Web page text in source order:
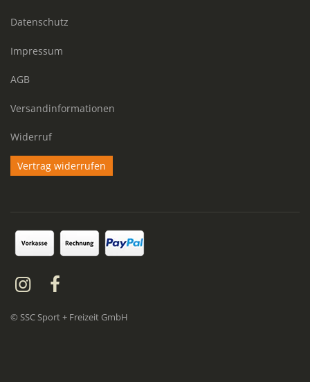
Datenschutz
Impressum
AGB
Versandinformationen
Widerruf
Vertrag widerrufen
© SSC Sport + Freizeit GmbH